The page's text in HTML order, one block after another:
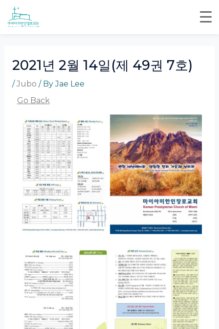
Skip
content
2021년 2월 14일(제 49권 7호)
/Jubo / ByJae Lee
Go Back
Post
navigation